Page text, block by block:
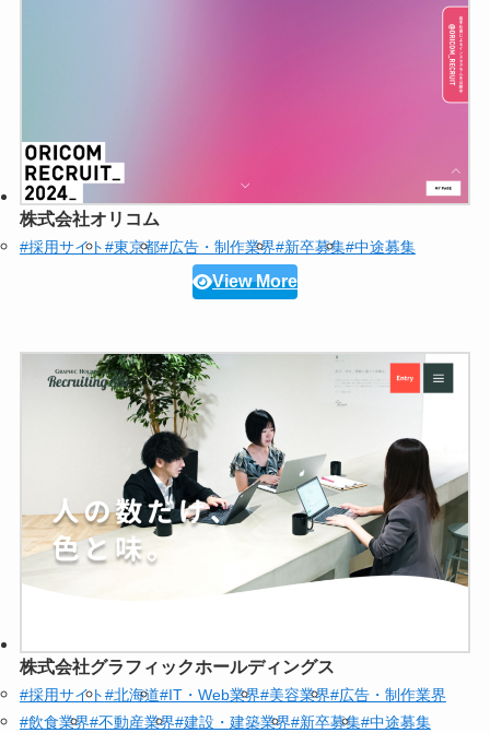
株式会社オリコム
#採用サイト#東京都#広告・制作業界#新卒募集#中途募集
View More
株式会社グラフィックホールディングス
#採用サイト#北海道#IT・Web業界#美容業界#広告・制作業界
#飲食業界#不動産業界#建設・建築業界#新卒募集#中途募集